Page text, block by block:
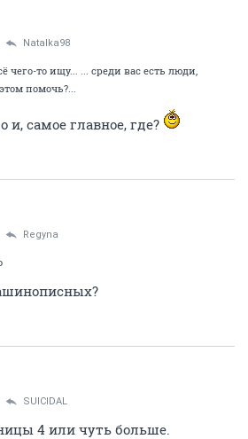
Natalka98
чего-то ищу... ... среди вас есть люди,
помочь?...
и, самое главное, где?
Regyna
SUICIDAL
4 или чуть больше.